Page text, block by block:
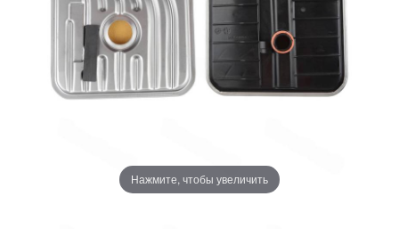
Нажмите, чтобы увеличить